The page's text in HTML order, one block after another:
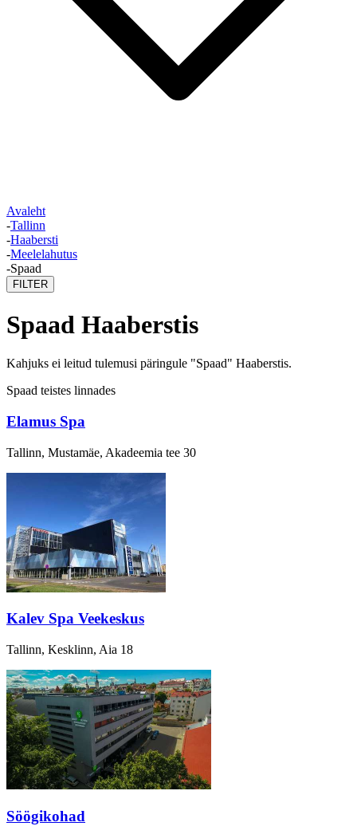
Avaleht
-Tallinn
-Haabersti
-Meelelahutus
-Spaad
FILTER
Spaad Haaberstis
Kahjuks ei leitud tulemusi päringule "Spaad" Haaberstis.
Spaad teistes linnades
Elamus Spa
Tallinn, Mustamäe, Akadeemia tee 30
Kalev Spa Veekeskus
Tallinn, Kesklinn, Aia 18
Söögikohad